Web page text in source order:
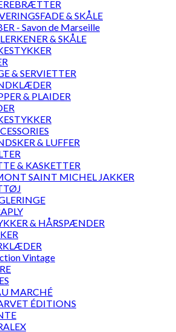
& SKÅLE
- Savon de Marseille
& SKÅLE
& SERVIETTER
& PLAIDER
& LUFFER
& KASKETTER
SAINT MICHEL JAKKER
& HÅRSPÆNDER
Vintage
MARCHÉ
ÉDITIONS